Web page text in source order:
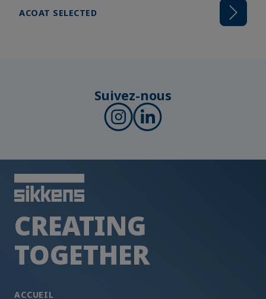
ACOAT SELECTED
Suivez-nous
CREATING
TOGETHER
ACCUEIL